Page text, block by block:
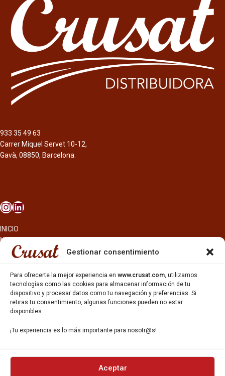
Gestionar consentimiento
Para ofrecerte la mejor experiencia en www.crusat.com, utilizamos
tecnologías como las cookies para almacenar información de tu
dispositivo y procesar datos como tu navegación y preferencias. Si
retiras tu consentimiento, algunas funciones pueden no estar
disponibles.
¡Tu experiencia es lo más importante para nosotr@s!
Aceptar
pan dan paso a notas afrutadas y
final amargo.
933 35 49 63
Carrer Miquel Servet 10-12,
Gavà, 08850, Barcelona.
INICIO
NOSOTROS
CERVEZAS
OTROS PRODUCTOS
REPARTO EN BARCELONA
HOSTELERÍA Y PEQUEÑA ALIMENTACIÓN
CARTAS DE CERVEZAS Y VINO
CATAS Y FORMACIONES
SERVICIO TÉCNICO
GESTIÓN DE